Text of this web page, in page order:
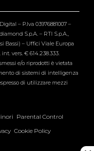
– P.Iva 03976881007 –
S.p.A. – RTI S.p.A.,
Bassi) – Uffici Viale Europa
vers. € 614.238.333.
e/o riprodotti è vietata
di sistemi di intelligenza
di utilizzare mezzi
Parental Control
Cookie Policy